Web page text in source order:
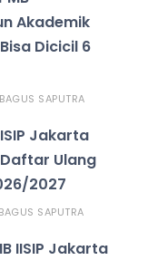
Akademik
Dicicil 6
SAPUTRA
Jakarta
Ulang
2027
SAPUTRA
IISIP Jakarta